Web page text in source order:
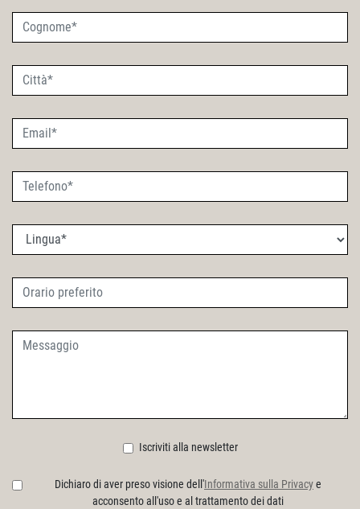
Iscriviti alla newsletter
Dichiaro di aver preso visione dell'Informativa sulla Privacye
acconsento all'uso e al trattamento dei dati